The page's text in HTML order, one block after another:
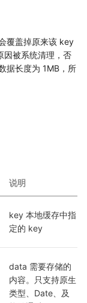
覆盖掉原来该 key
因被系统清理，否
据长度为 1MB，所
说明
key 本地缓存中指
定的 key
data 需要存储的
内容。只支持原生
类型、Date、及